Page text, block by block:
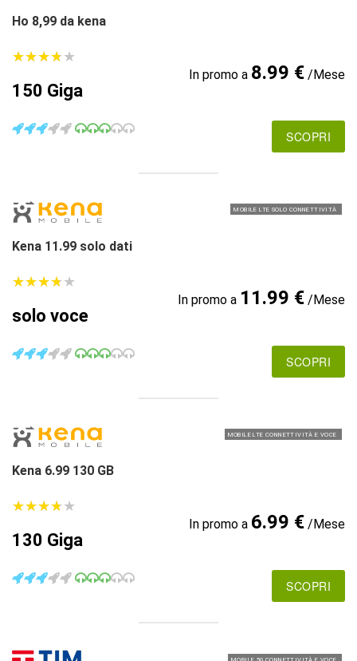
Ho 8,99 da kena
★★★★★
★★★★★
150 Giga
In promo a 8.99 €/Mese
SCOPRI
MOBILE LTE SOLO CONNETTIVITÀ
Kena 11.99 solo dati
★★★★★
★★★★★
solo voce
In promo a 11.99 €/Mese
SCOPRI
MOBILE LTE CONNETTIVITÀ E VOCE
Kena 6.99 130 GB
★★★★★
★★★★★
130 Giga
In promo a 6.99 €/Mese
SCOPRI
MOBILE 5G CONNETTIVITÀ E VOCE